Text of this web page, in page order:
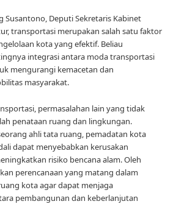
Susantono, Deputi Sekretaris Kabinet
transportasi merupakan salah satu faktor
kota yang efektif. Beliau
integrasi antara moda transportasi
mengurangi kemacetan dan
masyarakat.
permasalahan lain yang tidak
penataan ruang dan lingkungan.
ahli tata ruang, pemadatan kota
dapat menyebabkan kerusakan
risiko bencana alam. Oleh
perencanaan yang matang dalam
kota agar dapat menjaga
pembangunan dan keberlanjutan